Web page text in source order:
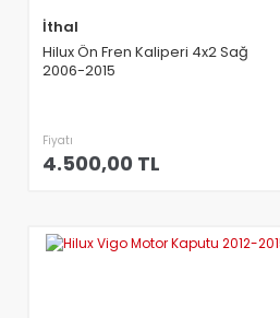
İthal
Hilux Ön Fren Kaliperi 4x2 Sağ
2006-2015
Fiyatı
4.500,00 TL